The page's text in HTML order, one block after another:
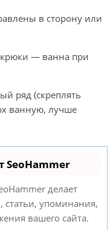
в сторону или
крюки — ванна при
ряд (скреплять
ванную, лучше
делает
упоминания,
вашего сайта.